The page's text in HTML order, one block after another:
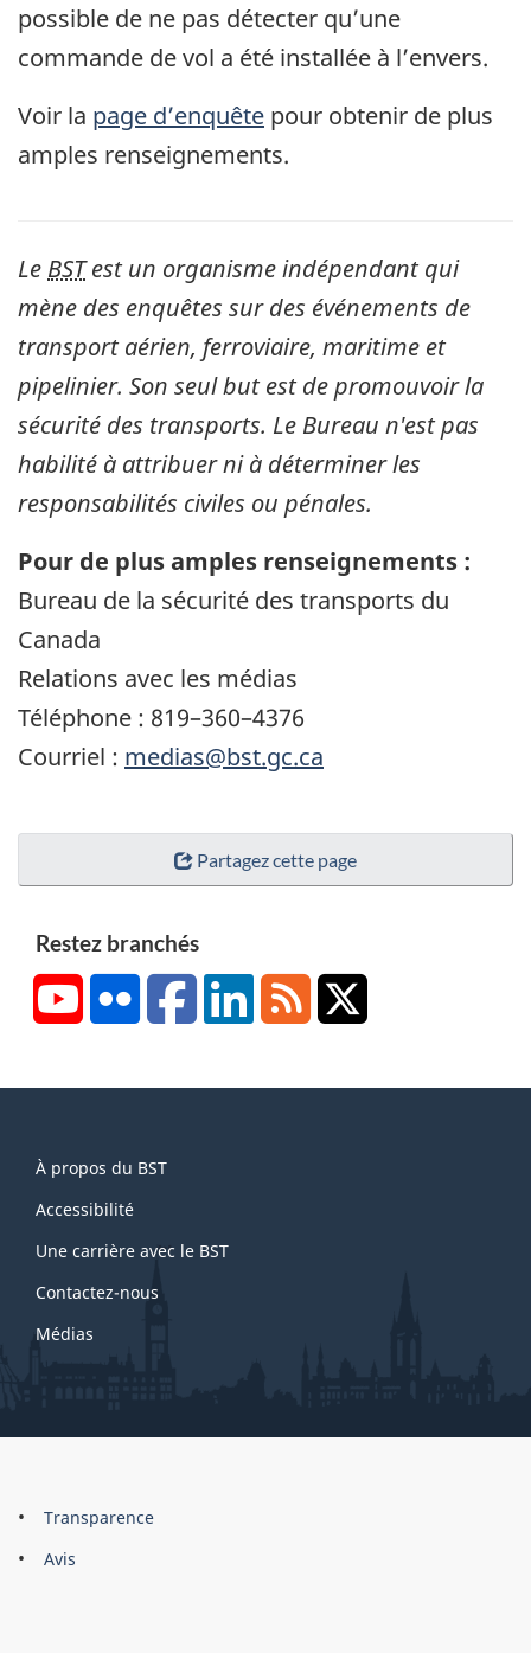
possible de ne pas détecter qu’une
commande de vol a été installée à l’envers.
Voir la page d’enquête pour obtenir de plus
amples renseignements.
Le BSTest un organisme indépendant qui
mène des enquêtes sur des événements de
transport aérien, ferroviaire, maritime et
pipelinier. Son seul but est de promouvoir la
sécurité des transports. Le Bureau n'est pas
habilité à attribuer ni à déterminer les
responsabilités civiles ou pénales.
Pour de plus amples renseignements :
Bureau de la sécurité des transports du
Canada
Relations avec les médias
Téléphone : 819–360–4376
Courriel : medias@bst.gc.ca
Partagez cette page
Restez branchés
YouTubeFlickr FacebookLinkedInRSS
this
site
À propos du BST
Accessibilité
Une carrière avec le BST
Contactez-nous
Médias
About
this
Brand
Transparence
Avis